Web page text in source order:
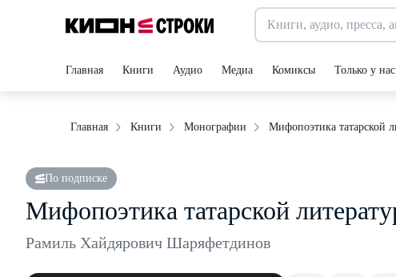
Главная Книги Аудио Медиа Комиксы Только у нас
Главная Книги Монографии Мифопоэтика татарской
По подписке
Мифопоэтика татарской
Рамиль Хайдярович Шаряфетдинов